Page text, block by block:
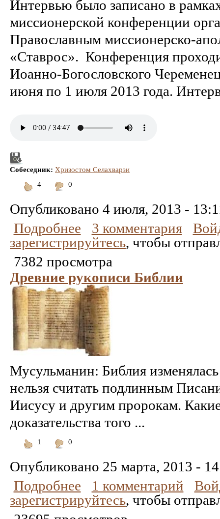
Интервью было записано в
миссионерской конференции
Православным миссионерско-
«Ставрос». Конференция
Иоанно-Богословского
июня по 1 июля 2013 года.
Собеседник: Хризостом Селахварзи
4
0
Опубликовано 4 июля, 2013 -
Подробнее
3 комментария
зарегистрируйтесь, чтобы
7382 просмотра
Древние рукописи Библии
Мусульманин: Библия
нельзя считать подлинным
Иисусу и другим пророкам.
доказательства того ...
1
0
Опубликовано 25 марта, 2013 -
Подробнее
1 комментарий
зарегистрируйтесь, чтобы